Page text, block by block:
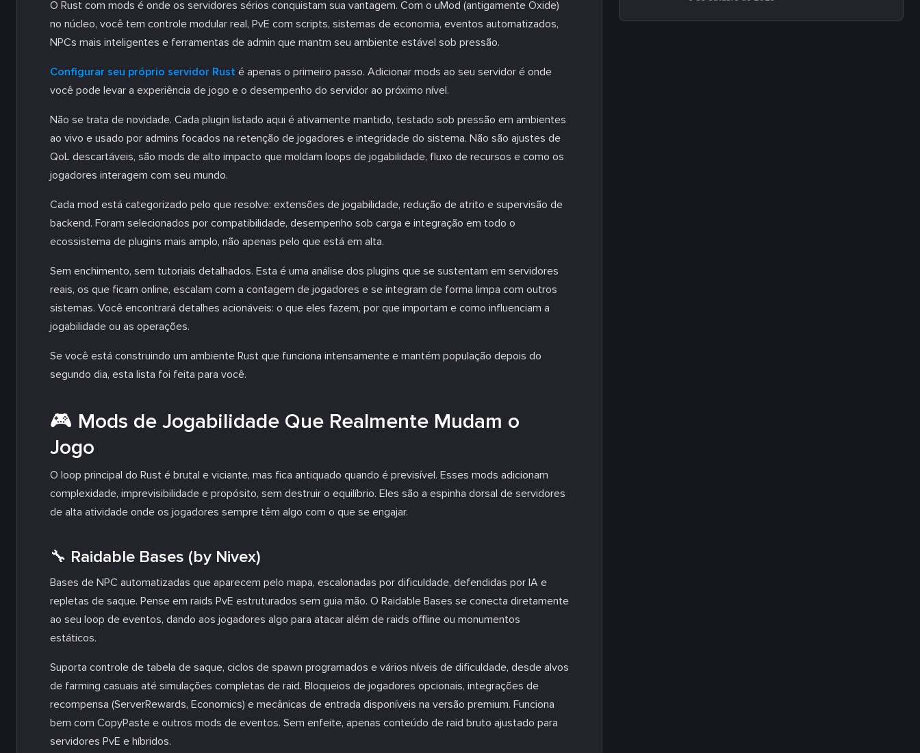
O Rust com mods é onde os servidores sérios conquistam sua vantagem. Com o uMod (antigamente Oxide)
no núcleo, você tem controle modular real, PvE com scripts, sistemas de economia, eventos automatizados,
NPCs mais inteligentes e ferramentas de admin que mantm seu ambiente estável sob pressão.
Configurar seu próprio servidor Rust é apenas o primeiro passo. Adicionar mods ao seu servidor é onde
você pode levar a experiência de jogo e o desempenho do servidor ao próximo nível.
Não se trata de novidade. Cada plugin listado aqui é ativamente mantido, testado sob pressão em ambientes
ao vivo e usado por admins focados na retenção de jogadores e integridade do sistema. Não são ajustes de
QoL descartáveis, são mods de alto impacto que moldam loops de jogabilidade, fluxo de recursos e como os
jogadores interagem com seu mundo.
Cada mod está categorizado pelo que resolve: extensões de jogabilidade, redução de atrito e supervisão de
backend. Foram selecionados por compatibilidade, desempenho sob carga e integração em todo o
ecossistema de plugins mais amplo, não apenas pelo que está em alta.
Sem enchimento, sem tutoriais detalhados. Esta é uma análise dos plugins que se sustentam em servidores
reais, os que ficam online, escalam com a contagem de jogadores e se integram de forma limpa com outros
sistemas. Você encontrará detalhes acionáveis: o que eles fazem, por que importam e como influenciam a
jogabilidade ou as operações.
Se você está construindo um ambiente Rust que funciona intensamente e mantém população depois do
segundo dia, esta lista foi feita para você.
🎮 Mods de Jogabilidade Que Realmente Mudam o
Jogo
O loop principal do Rust é brutal e viciante, mas fica antiquado quando é previsível. Esses mods adicionam
complexidade, imprevisibilidade e propósito, sem destruir o equilíbrio. Eles são a espinha dorsal de servidores
de alta atividade onde os jogadores sempre têm algo com o que se engajar.
🔧 Raidable Bases (by Nivex)
Bases de NPC automatizadas que aparecem pelo mapa, escalonadas por dificuldade, defendidas por IA e
repletas de saque. Pense em raids PvE estruturados sem guia mão. O Raidable Bases se conecta diretamente
ao seu loop de eventos, dando aos jogadores algo para atacar além de raids offline ou monumentos
estáticos.
Suporta controle de tabela de saque, ciclos de spawn programados e vários níveis de dificuldade, desde alvos
de farming casuais até simulações completas de raid. Bloqueios de jogadores opcionais, integrações de
recompensa (ServerRewards, Economics) e mecânicas de entrada disponíveis na versão premium. Funciona
bem com CopyPaste e outros mods de eventos. Sem enfeite, apenas conteúdo de raid bruto ajustado para
servidores PvE e híbridos.